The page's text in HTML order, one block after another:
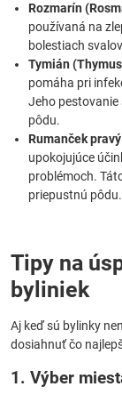
Rozmarín
používaná na
bolestiach
Tymián
pomáha pri
Jeho pestovanie
pôdu.
Rumanček
upokojujúce
problémoch.
priepustnú pôdu.
Tipy na
byliniek
Aj keď sú bylinky
dosiahnuť čo
1. Výber